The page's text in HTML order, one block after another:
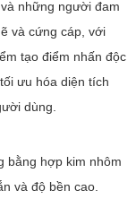
những người đam
và cứng cáp, với
tạo điểm nhấn độc
ưu hóa diện tích
dùng.
bằng hợp kim nhôm
và độ bền cao.